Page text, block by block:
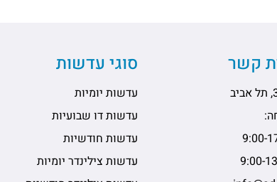
קשר סוגי עדשות
עדשות יומיות
עדשות דו שבועיות
עדשות חודשיות
עדשות צילינדר יומיות